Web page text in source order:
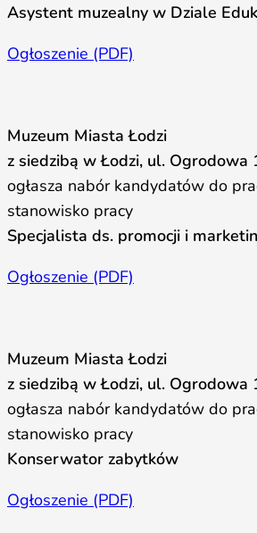
Asystent muzealny w Dziale
Ogłoszenie (PDF)
Muzeum Miasta Łodzi
z siedzibą w Łodzi, ul. Ogrodowa
ogłasza nabór kandydatów do
stanowisko pracy
Specjalista ds. promocji i
Ogłoszenie (PDF)
Muzeum Miasta Łodzi
z siedzibą w Łodzi, ul. Ogrodowa
ogłasza nabór kandydatów do
stanowisko pracy
Konserwator zabytków
Ogłoszenie (PDF)